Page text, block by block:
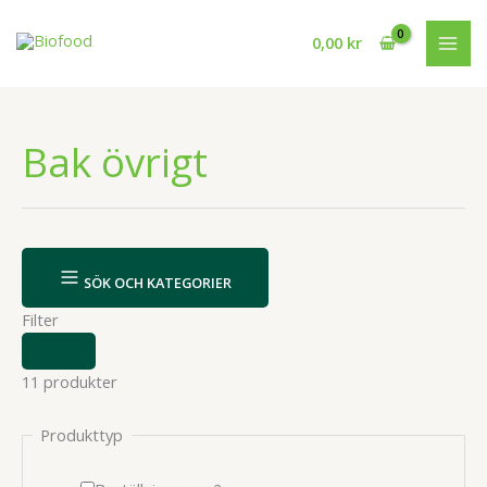
0,00 kr
Bak övrigt
SÖK OCH KATEGORIER
Filter
ELLER
DÖLJ
11 produkter
Produkttyp